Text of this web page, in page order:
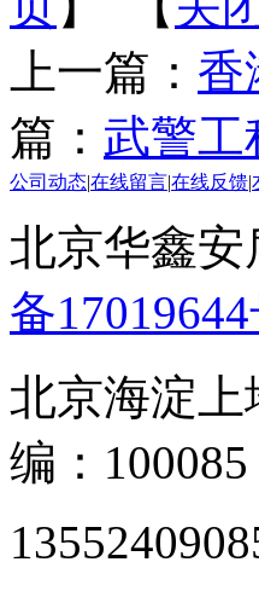
上一篇： 香
篇： 武警工
公司动态在线留言在线反馈
北京华鑫安
备
北京海淀上
编：100085